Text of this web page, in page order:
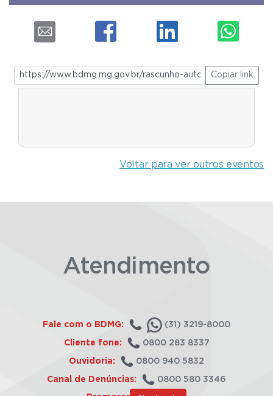
Copiar link
Voltar para ver outros eventos
Atendimento
Fale com o BDMG: (31) 3219-8000
Cliente fone: 0800 283 8337
Ouvidoria: 0800 940 5832
Canal de Denúncias: 0800 580 3346